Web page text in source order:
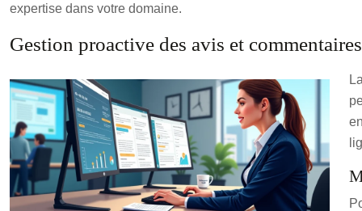
expertise dans votre domaine.
Gestion proactive des avis et